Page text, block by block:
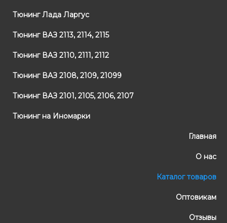
Тюнинг Лада Ларгус
Тюнинг ВАЗ 2113, 2114, 2115
Тюнинг ВАЗ 2110, 2111, 2112
Тюнинг ВАЗ 2108, 2109, 21099
Тюнинг ВАЗ 2101, 2105, 2106, 2107
Тюнинг на Иномарки
Главная
О нас
Каталог товаров
Оптовикам
Отзывы